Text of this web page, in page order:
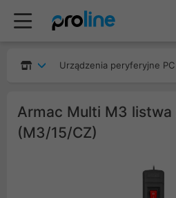
Urządzenia peryferyjne PC
Armac Multi M3 listwa
(M3/15/CZ)